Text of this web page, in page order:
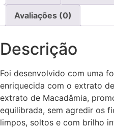
Avaliações (0)
Descrição
Foi desenvolvido com uma
enriquecida com o extrato
extrato de Macadâmia,
equilibrada, sem agredir os
limpos, soltos e com brilho